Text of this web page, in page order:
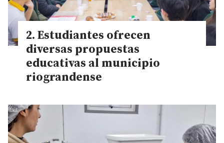
Estudiantes ofrecen
diversas propuestas
educativas al municipio
riograndense